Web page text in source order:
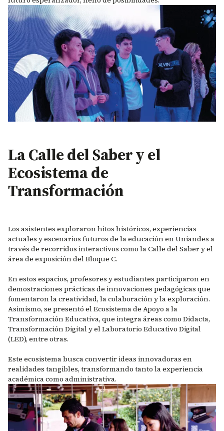
La Calle del Saber y el
Ecosistema de
Transformación
Los asistentes exploraron hitos históricos, experiencias
actuales y escenarios futuros de la educación en Uniandes a
través de recorridos interactivos como la Calle del Saber y el
área de exposición del Bloque C.
En estos espacios, profesores y estudiantes participaron en
demostraciones prácticas de innovaciones pedagógicas que
fomentaron la creatividad, la colaboración y la exploración.
Asimismo, se presentó el Ecosistema de Apoyo a la
Transformación Educativa, que integra áreas como Didacta,
Transformación Digital y el Laboratorio Educativo Digital
(LED), entre otras.
Este ecosistema busca convertir ideas innovadoras en
realidades tangibles, transformando tanto la experiencia
académica como administrativa.